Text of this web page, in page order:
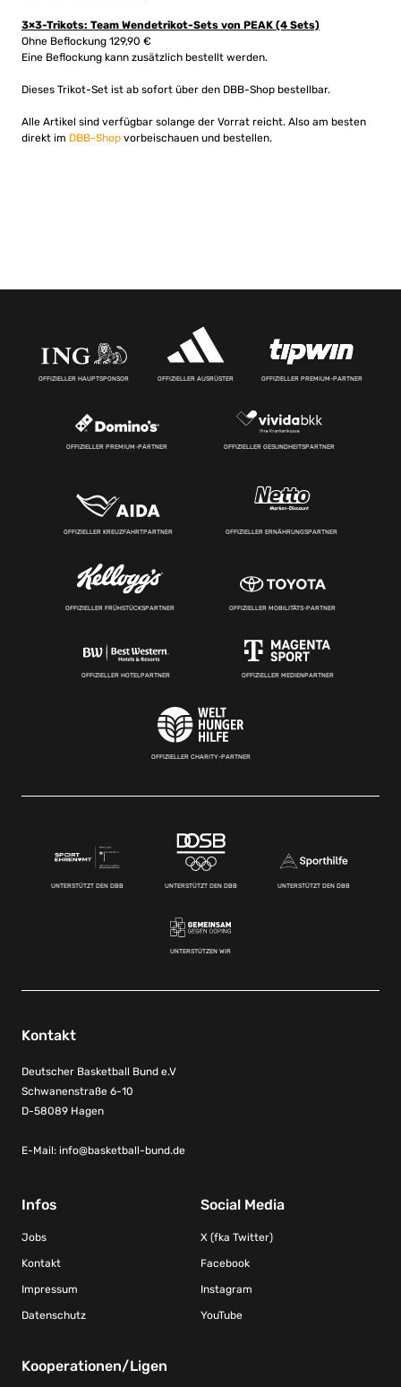
3×3-Trikots: Team Wendetrikot-Sets von PEAK (4 Sets)
Ohne Beflockung 129,90 €
Eine Beflockung kann zusätzlich bestellt werden.
Dieses Trikot-Set ist ab sofort über den DBB-Shop bestellbar.
Alle Artikel sind verfügbar solange der Vorrat reicht. Also am besten
direkt im DBB-Shop vorbeischauen und bestellen.
OFFIZIELLER HAUPTSPONSOR OFFIZIELLER AUSRÜSTER OFFIZIELLER PREMIUM-PARTNER
OFFIZIELLER PREMIUM-PARTNER OFFIZIELLER GESUNDHEITSPARTNER
OFFIZIELLER KREUZFAHRTPARTNER OFFIZIELLER ERNÄHRUNGSPARTNER
OFFIZIELLER FRÜHSTÜCKSPARTNER OFFIZIELLER MOBILITÄTS-PARTNER
OFFIZIELLER HOTELPARTNER OFFIZIELLER MEDIENPARTNER
OFFIZIELLER CHARITY-PARTNER
UNTERSTÜTZT DEN DBB UNTERSTÜTZT DEN DBB UNTERSTÜTZT DEN DBB
UNTERSTÜTZEN WIR
Kontakt
Deutscher Basketball Bund e.V
Schwanenstraße 6-10
D-58089 Hagen
E-Mail: info@basketball-bund.de
Infos
Jobs
Kontakt
Impressum
Datenschutz
Social Media
X (fka Twitter)
Facebook
Instagram
YouTube
Kooperationen/Ligen